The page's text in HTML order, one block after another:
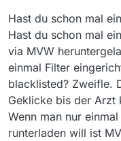
Hast du schon mal
Hast du schon mal
via MVW
einmal Filter
blacklisted? Zweifle.
Geklicke bis der Arzt
Wenn man nur
runterladen will ist